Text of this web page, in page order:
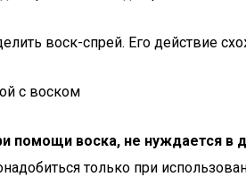
воск-спрей. Его действие
с воском
помощи воска, не нуждается в
только при